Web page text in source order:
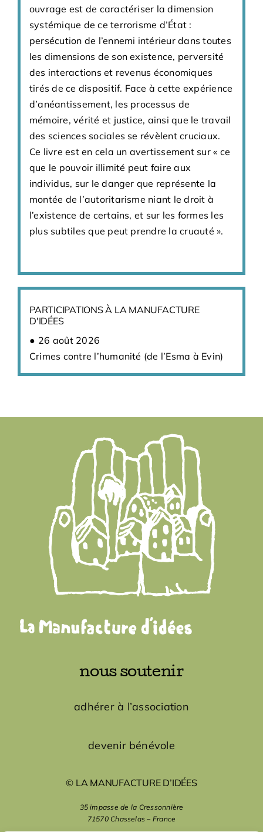
ouvrage est de caractériser la dimension
systémique de ce terrorisme d’État :
persécution de l’ennemi intérieur dans toutes
les dimensions de son existence, perversité
des interactions et revenus économiques
tirés de ce dispositif. Face à cette expérience
d’anéantissement, les processus de
mémoire, vérité et justice, ainsi que le travail
des sciences sociales se révèlent cruciaux.
Ce livre est en cela un avertissement sur « ce
que le pouvoir illimité peut faire aux
individus, sur le danger que représente la
montée de l’autoritarisme niant le droit à
l’existence de certains, et sur les formes les
plus subtiles que peut prendre la cruauté ».
PARTICIPATIONS À LA MANUFACTURE
D'IDÉES
26 août 2026
Crimes contre l’humanité (de l’Esma à Evin)
nous soutenir
adhérer à l’association
devenir bénévole
© LA MANUFACTURE D’IDÉES
35 impasse de la Cressonnière
71570 Chasselas – France